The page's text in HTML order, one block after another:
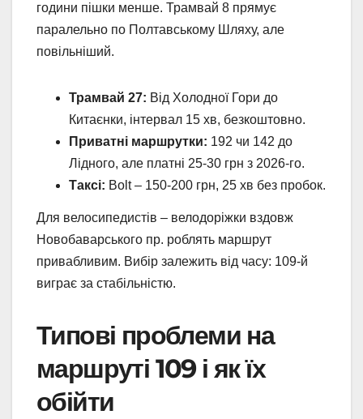
години пішки менше. Трамвай 8 прямує
паралельно по Полтавському Шляху, але
повільніший.
Трамвай 27: Від Холодної Гори до
Китаєнки, інтервал 15 хв, безкоштовно.
Приватні маршрутки: 192 чи 142 до
Лідного, але платні 25-30 грн з 2026-го.
Таксі: Bolt – 150-200 грн, 25 хв без пробок.
Для велосипедистів – велодоріжки вздовж
Новобаварського пр. роблять маршрут
привабливим. Вибір залежить від часу: 109-й
виграє за стабільністю.
Типові проблеми на
маршруті 109 і як їх
обійти